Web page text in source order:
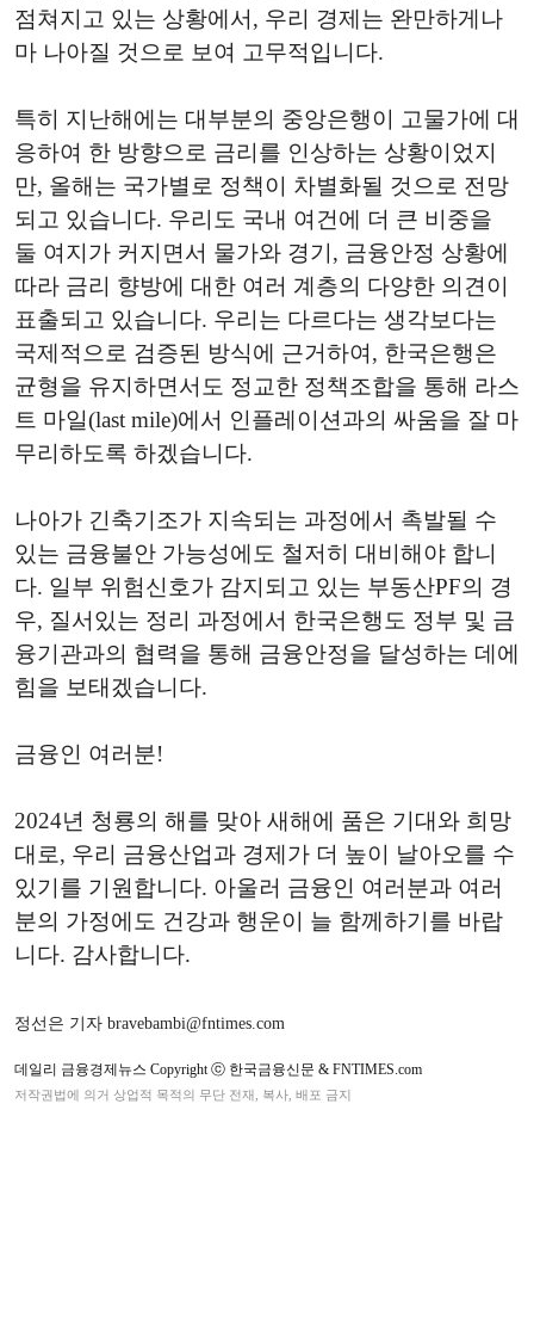
점쳐지고 있는 상황에서, 우리 경제는 완만하게나
마 나아질 것으로 보여 고무적입니다.
특히 지난해에는 대부분의 중앙은행이 고물가에 대
응하여 한 방향으로 금리를 인상하는 상황이었지
만, 올해는 국가별로 정책이 차별화될 것으로 전망
되고 있습니다. 우리도 국내 여건에 더 큰 비중을
둘 여지가 커지면서 물가와 경기, 금융안정 상황에
따라 금리 향방에 대한 여러 계층의 다양한 의견이
표출되고 있습니다. 우리는 다르다는 생각보다는
국제적으로 검증된 방식에 근거하여, 한국은행은
균형을 유지하면서도 정교한 정책조합을 통해 라스
트 마일(last mile)에서 인플레이션과의 싸움을 잘 마
무리하도록 하겠습니다.
나아가 긴축기조가 지속되는 과정에서 촉발될 수
있는 금융불안 가능성에도 철저히 대비해야 합니
다. 일부 위험신호가 감지되고 있는 부동산PF의 경
우, 질서있는 정리 과정에서 한국은행도 정부 및 금
융기관과의 협력을 통해 금융안정을 달성하는 데에
힘을 보태겠습니다.
금융인 여러분!
2024년 청룡의 해를 맞아 새해에 품은 기대와 희망
대로, 우리 금융산업과 경제가 더 높이 날아오를 수
있기를 기원합니다. 아울러 금융인 여러분과 여러
분의 가정에도 건강과 행운이 늘 함께하기를 바랍
니다. 감사합니다.
정선은 기자 bravebambi@fntimes.com
데일리 금융경제뉴스 Copyright ⓒ 한국금융신문 & FNTIMES.com
저작권법에 의거 상업적 목적의 무단 전재, 복사, 배포 금지